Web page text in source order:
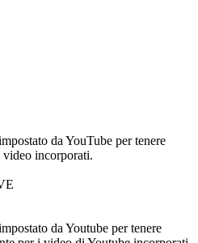
da YouTube per tenere
incorporati.
da Youtube per tenere